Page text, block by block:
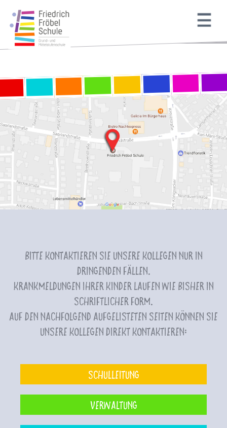
Bitte kontaktieren Sie unsere Kollegen nur in
dringenden Fällen.
Krankmeldungen Ihrer Kinder laufen wie bisher in
schriftlicher Form.
Auf den nachfolgend aufgelisteten Seiten können Sie
unsere Kollegen direkt kontaktieren:
Schulleitung
Verwaltung